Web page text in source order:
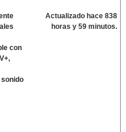
con
Actualizado hace 838
horas y 59 minutos.